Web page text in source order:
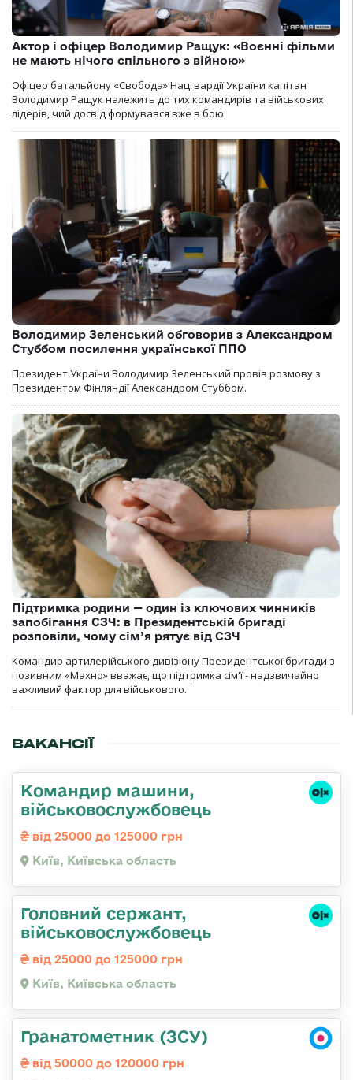
Актор і офіцер Володимир Ращук: «Воєнні фільми
не мають нічого спільного з війною»
Офіцер батальйону «Свобода» Нацгвардії України капітан
Володимир Ращук належить до тих командирів та військових
лідерів, чий досвід формувався вже в бою.
Володимир Зеленський обговорив з Александром
Стуббом посилення української ППО
Президент України Володимир Зеленський провів розмову з
Президентом Фінляндії Александром Стуббом.
Підтримка родини — один із ключових чинників
запобігання СЗЧ: в Президентській бригаді
розповіли, чому сім’я рятує від СЗЧ
Командир артилерійського дивізіону Президентської бригади з
позивним «Махно» вважає, що підтримка сім'ї - надзвичайно
важливий фактор для військового.
ВАКАНСІЇ
Командир машини,
військовослужбовець
від 25000 до 125000 грн
Київ, Київська область
Головний сержант,
військовослужбовець
від 25000 до 125000 грн
Київ, Київська область
Гранатометник (ЗСУ)
від 50000 до 120000 грн